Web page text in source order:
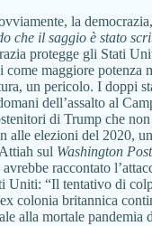
la
che il saggio è stato
protegge gli Stati
come maggiore potenza
un pericolo. I doppi
dell’assalto al
di Trump che
alle elezioni del 2020,
sul Washington Post
raccontato
Uniti: “Il tentativo di
colonia britannica
alla mortale pandemia